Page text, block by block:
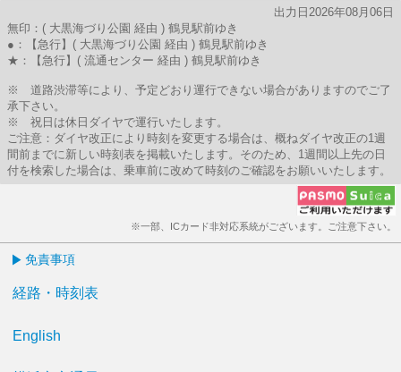
出力日2026年08月06日
無印：( 大黒海づり公園 経由 ) 鶴見駅前ゆき
●：【急行】( 大黒海づり公園 経由 ) 鶴見駅前ゆき
★：【急行】( 流通センター 経由 ) 鶴見駅前ゆき
※ 道路渋滞等により、予定どおり運行できない場合がありますのでご了
承下さい。
※ 祝日は休日ダイヤで運行いたします。
ご注意：ダイヤ改正により時刻を変更する場合は、概ねダイヤ改正の1週
間前までに新しい時刻表を掲載いたします。そのため、1週間以上先の日
付を検索した場合は、乗車前に改めて時刻のご確認をお願いいたします。
※一部、ICカード非対応系統がございます。ご注意下さい。
免責事項
経路・時刻表
English